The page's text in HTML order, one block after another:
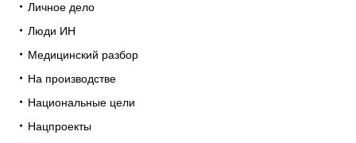
Личное дело
Люди ИН
Медицинский разбор
На производстве
Национальные цели
Нацпроекты